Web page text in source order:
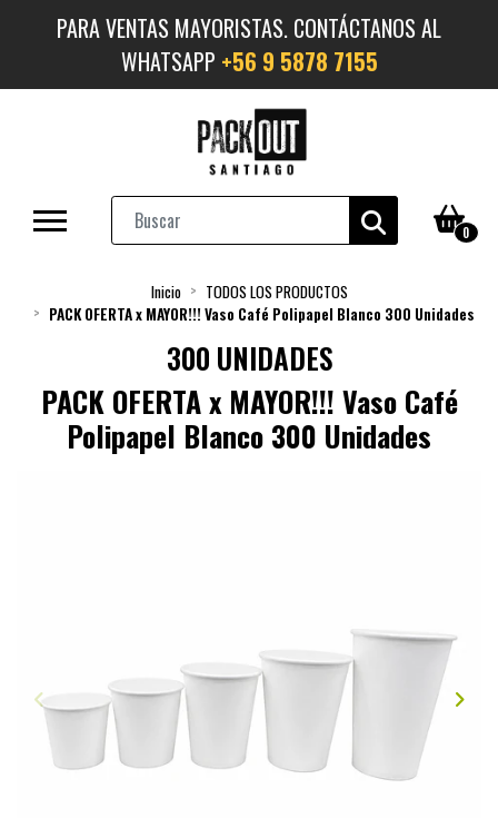
PARA VENTAS MAYORISTAS. CONTÁCTANOS AL
WHATSAPP +56 9 5878 7155
0
Inicio
TODOS LOS PRODUCTOS
PACK OFERTA x MAYOR!!! Vaso Café Polipapel Blanco 300 Unidades
300 UNIDADES
PACK OFERTA x MAYOR!!! Vaso Café
Polipapel Blanco 300 Unidades